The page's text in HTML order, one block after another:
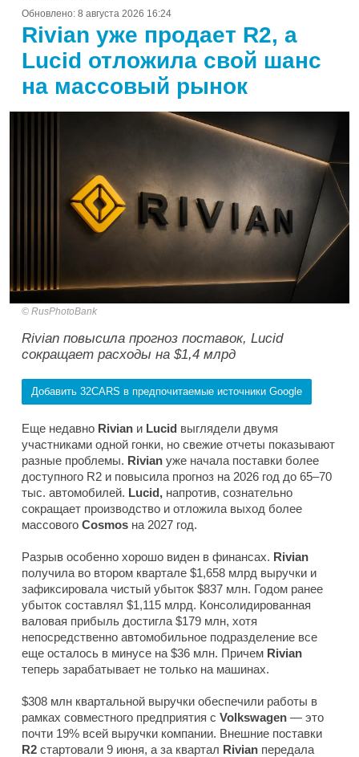
Обновлено: 8 августа 2026 16:24
Rivian уже продает R2, а
Lucid отложила свой шанс
на массовый рынок
RusPhotoBank
Rivian повысила прогноз поставок, Lucid
сокращает расходы на $1,4 млрд
Добавить 32CARS в предпочитаемые источники Google
Еще недавно Rivian и Lucid выглядели двумя
участниками одной гонки, но свежие отчеты показывают
разные проблемы. Rivian уже начала поставки более
доступного R2 и повысила прогноз на 2026 год до 65–70
тыс. автомобилей. Lucid, напротив, сознательно
сокращает производство и отложила выход более
массового Cosmos на 2027 год.
Разрыв особенно хорошо виден в финансах. Rivian
получила во втором квартале $1,658 млрд выручки и
зафиксировала чистый убыток $837 млн. Годом ранее
убыток составлял $1,115 млрд. Консолидированная
валовая прибыль достигла $179 млн, хотя
непосредственно автомобильное подразделение все
еще осталось в минусе на $36 млн. Причем Rivian
теперь зарабатывает не только на машинах.
$308 млн квартальной выручки обеспечили работы в
рамках совместного предприятия с Volkswagen — это
почти 19% всей выручки компании. Внешние поставки
R2 стартовали 9 июня, а за квартал Rivian передала